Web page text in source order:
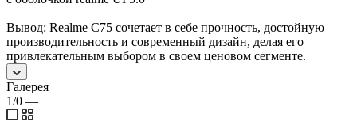
Вывод: Realme C75 сочетает в себе прочность, достойную
производительность и современный дизайн, делая его
привлекательным выбором в своем ценовом сегменте.
Галерея
1/0 —